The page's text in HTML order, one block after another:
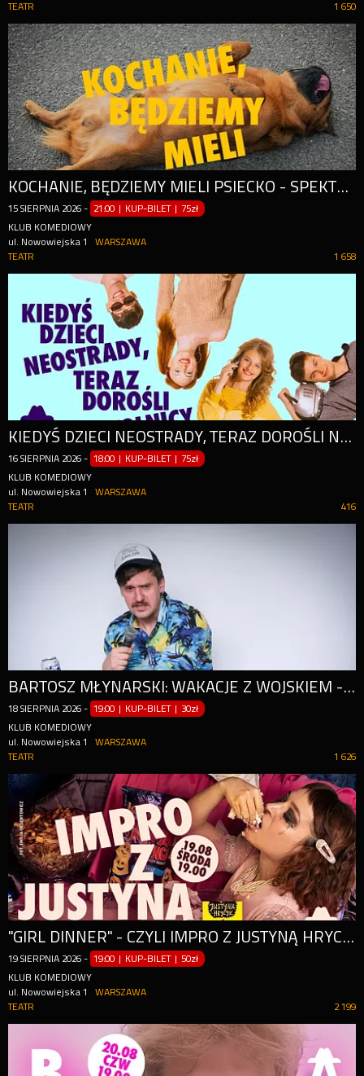
1 650
TEATR
KOCHANIE, BĘDZIEMY MIELI PSIECKO - SPEKTAKL IMPRO
15 SIERPNIA 2026 - 21:00 | KUP-BILET | 75zł
KLUB KOMEDIOWY
ul. Nowowiejska 1
WARSZAWA
1 658
TEATR
KIEDYŚ DZIECI NEOSTRADY, TERAZ DOROŚLI NIEWOLNICY STRAVY
16 SIERPNIA 2026 - 18:00 | KUP-BILET | 75zł
KLUB KOMEDIOWY
ul. Nowowiejska 1
WARSZAWA
416
TEATR
BARTOSZ MŁYNARSKI: WAKACJE Z WOJSKIEM - TESTY MATERIAŁU
18 SIERPNIA 2026 - 19:00 | KUP-BILET | 30zł
KLUB KOMEDIOWY
ul. Nowowiejska 1
WARSZAWA
1 626
TEATR
"GIRL DINNER" - CZYLI IMPRO Z JUSTYNĄ HRYCYK
19 SIERPNIA 2026 - 19:00 | KUP-BILET | 50zł
KLUB KOMEDIOWY
ul. Nowowiejska 1
WARSZAWA
2 199
TEATR